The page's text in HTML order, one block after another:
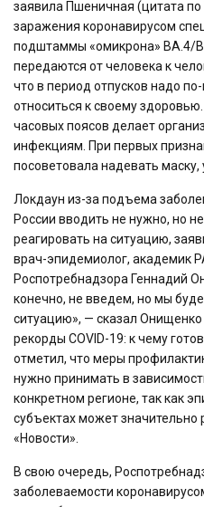
заявила Пшеничная (цитата
заражения коронавирусом
подштаммы «омикрона» BA.4/
передаются от человека к
что в период отпусков надо
относиться к своему
часовых поясов делает
инфекциям. При первых
посоветовала надевать маску,
Локдаун из-за подъема
России вводить не нужно, но
реагировать на ситуацию,
врач-эпидемиолог, академик
Роспотребнадзора Геннадий
конечно, не введем, но мы
ситуацию», — сказал
рекорды COVID-19: к чему
отметил, что меры
нужно принимать в
конкретном регионе, так как
субъектах может
«Новости».
В свою очередь,
заболеваемости